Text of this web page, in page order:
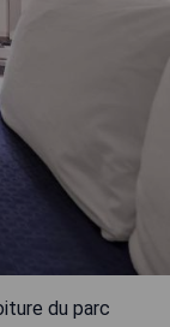
du parc